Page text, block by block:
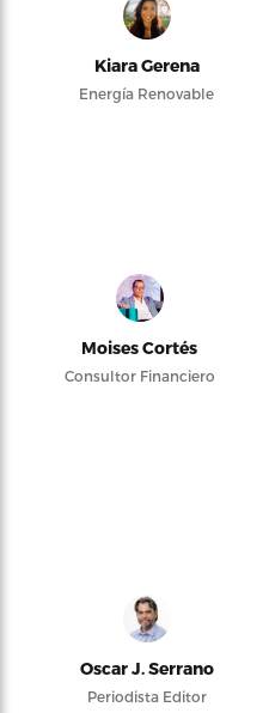
Kiara Gerena
Energía Renovable
Moises Cortés
Consultor Financiero
Oscar J. Serrano
Periodista Editor